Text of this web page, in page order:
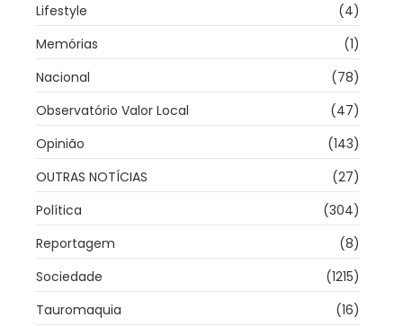
Lifestyle
(4)
Memórias
(1)
Nacional
(78)
Observatório Valor Local
(47)
Opinião
(143)
OUTRAS NOTÍCIAS
(27)
Política
(304)
Reportagem
(8)
Sociedade
(1215)
Tauromaquia
(16)